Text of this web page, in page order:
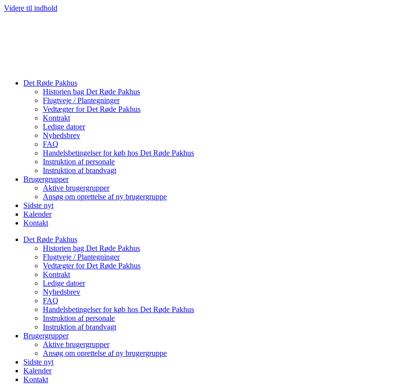
Videre til indhold
Det Røde Pakhus
Historien bag Det Røde Pakhus
Flugtveje / Plantegninger
Vedtægter for Det Røde Pakhus
Kontrakt
Ledige datoer
Nyhedsbrev
FAQ
Handelsbetingelser for køb hos Det Røde Pakhus
Instruktion af personale
Instruktion af brandvagt
Brugergrupper
Aktive brugergrupper
Ansøg om oprettelse af ny brugergruppe
Sidste nyt
Kalender
Kontakt
Det Røde Pakhus
Historien bag Det Røde Pakhus
Flugtveje / Plantegninger
Vedtægter for Det Røde Pakhus
Kontrakt
Ledige datoer
Nyhedsbrev
FAQ
Handelsbetingelser for køb hos Det Røde Pakhus
Instruktion af personale
Instruktion af brandvagt
Brugergrupper
Aktive brugergrupper
Ansøg om oprettelse af ny brugergruppe
Sidste nyt
Kalender
Kontakt